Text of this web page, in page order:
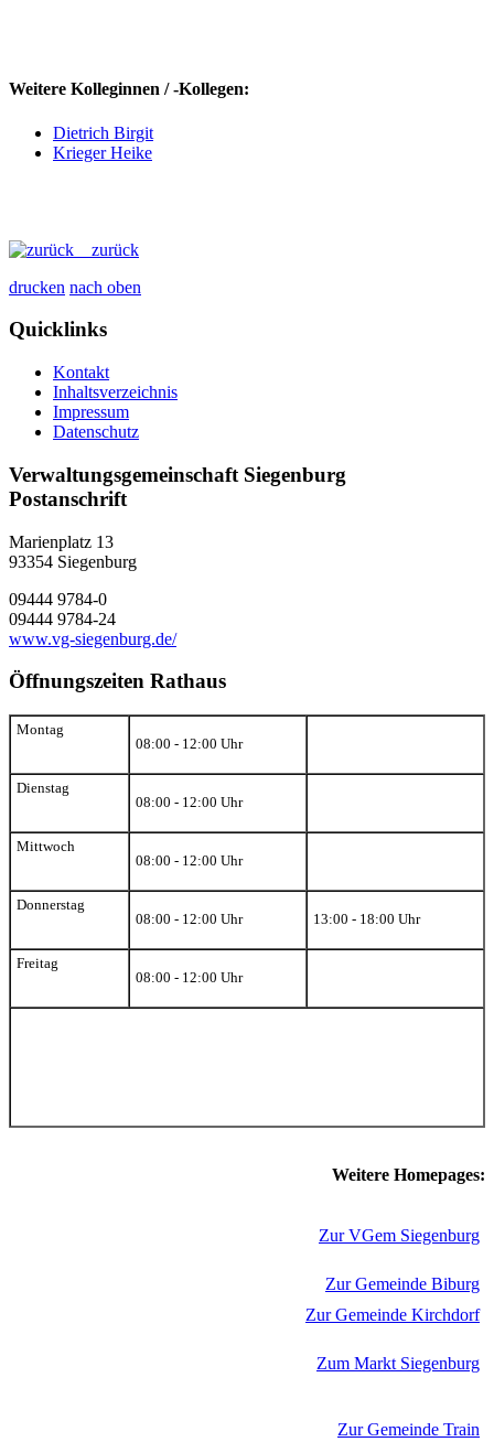
Weitere Kolleginnen / -Kollegen:
Dietrich Birgit
Krieger Heike
zurück
drucken nach oben
Quicklinks
Kontakt
Inhaltsverzeichnis
Impressum
Datenschutz
Verwaltungsgemeinschaft Siegenburg
Postanschrift
Marienplatz 13
93354 Siegenburg
09444 9784-0
09444 9784-24
www.vg-siegenburg.de/
Öffnungszeiten Rathaus
Montag
08:00 - 12:00 Uhr
Dienstag
08:00 - 12:00 Uhr
Mittwoch
08:00 - 12:00 Uhr
Donnerstag
08:00 - 12:00 Uhr
13:00 - 18:00 Uhr
Freitag
08:00 - 12:00 Uhr
Weitere Homepages:
Zur VGem Siegenburg
Zur Gemeinde Biburg
Zur Gemeinde Kirchdorf
Zum Markt Siegenburg
Zur Gemeinde Train